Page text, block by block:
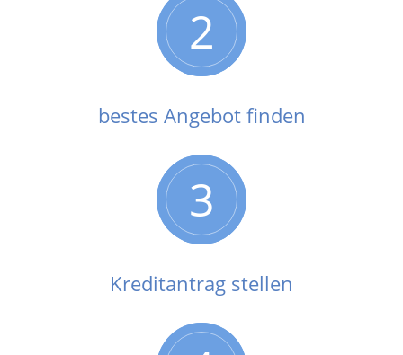
2
bestes Angebot finden
3
Kreditantrag stellen